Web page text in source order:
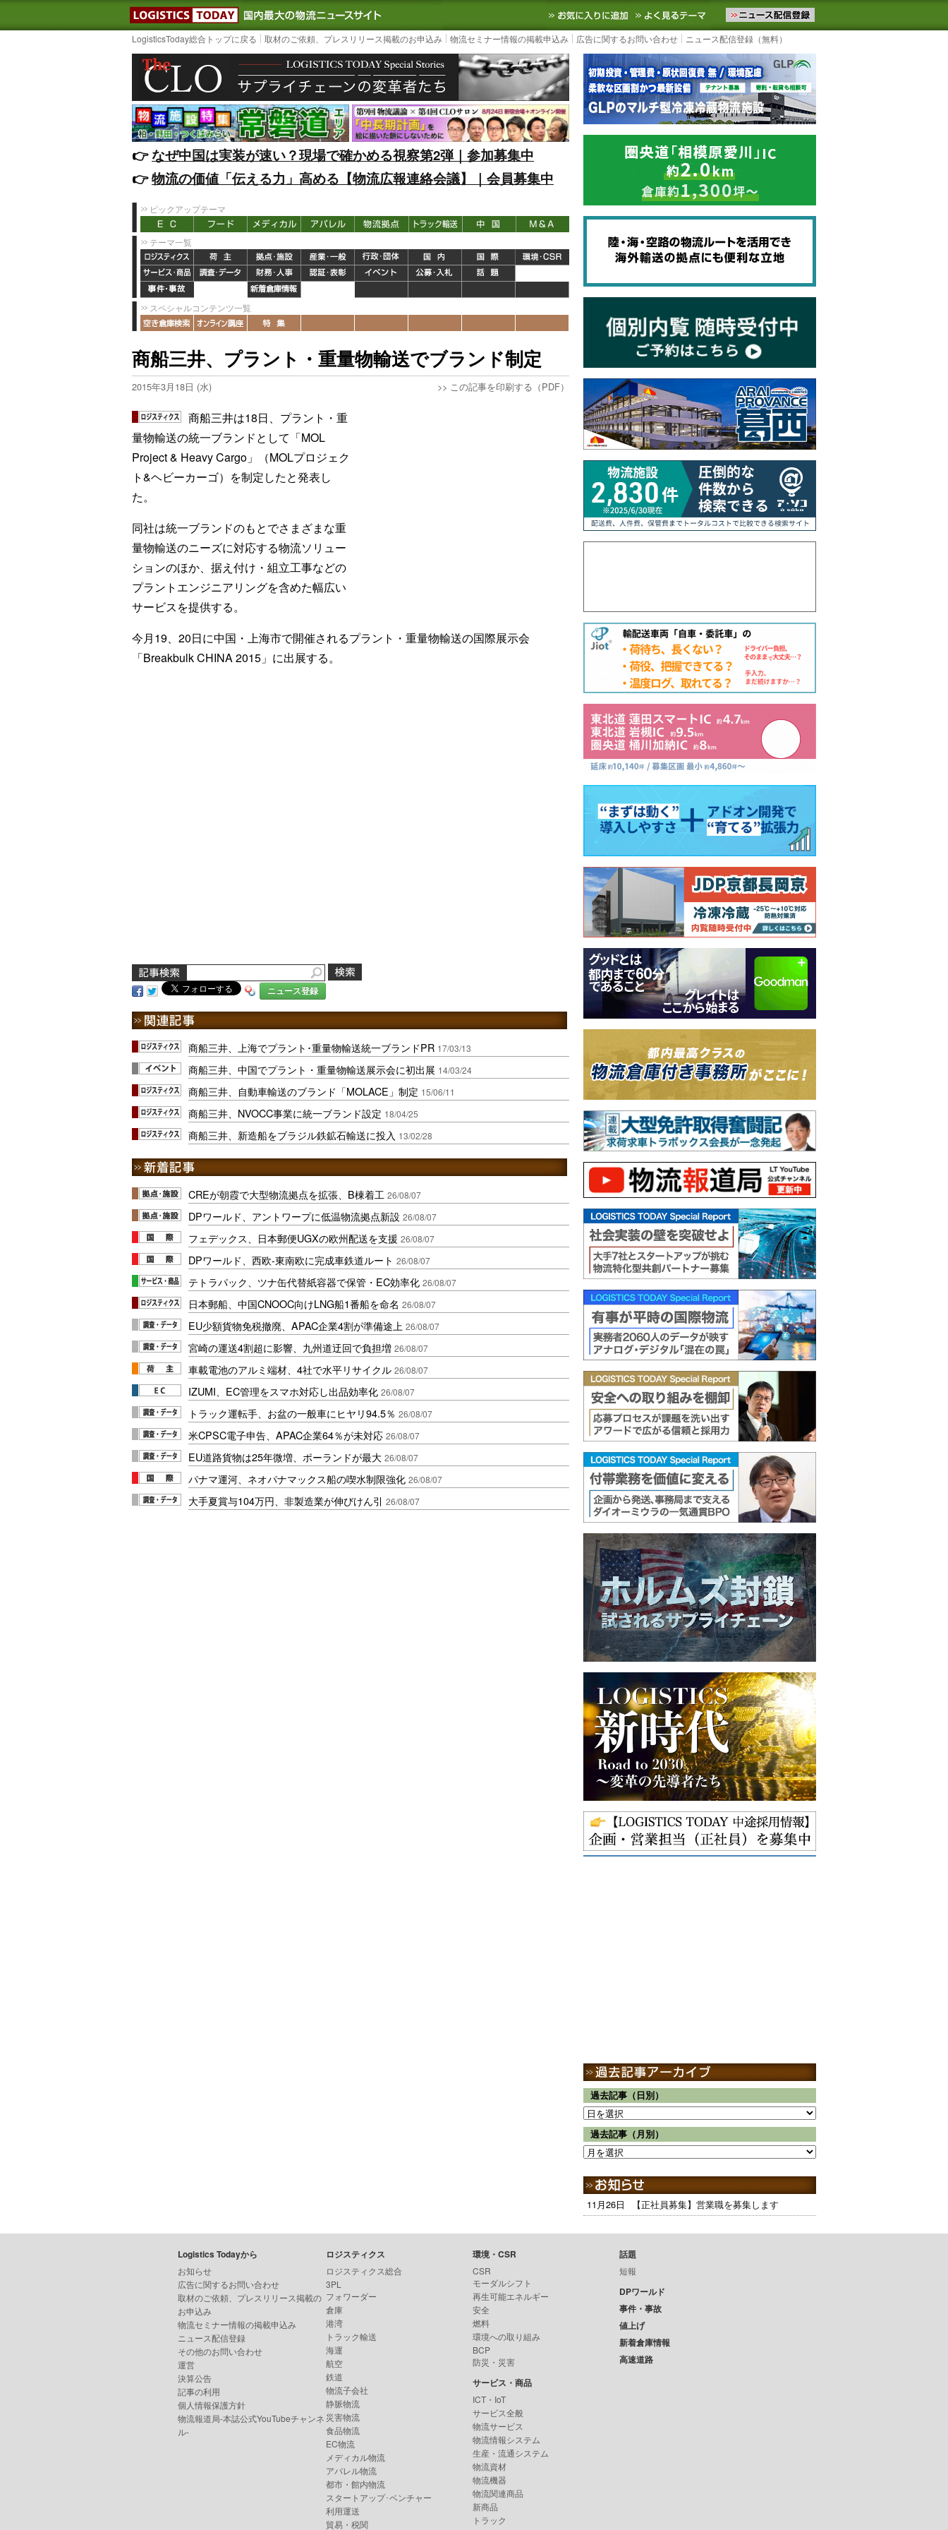
LOGISTICS TODAY｜国内最大の物流ニュースサイト3PL, SCMなど国内外の最新の物流ニュースをお届けします。物流ニュースメール配信を登録す
お気に入りに追加 よく見るテーマ
LogisticsToday総合トップに戻る 取材のご依頼、プレスリリース掲載のお申込み 物流セミナー情報の掲載申込み 広告に関するお問い合わせ ニュース配信登録（無料）
👉️なぜ中国は実装が速い？現場で確かめる視察第2弾｜参加募集中
👉️物流の価値「伝える力」高める【物流広報連絡会議】｜会員募集中
ピックアップテーマ
テーマ一覧
スペシャルコンテンツ一覧
商船三井、プラント・重量物輸送でブランド制定
2015年3月18日 (水) >> この記事を印刷する（PDF）
商船三井は18日、プラント・重
量物輸送の統一ブランドとして「MOL
Project & Heavy Cargo」（MOLプロジェク
ト&ヘビーカーゴ）を制定したと発表し
た。
同社は統一ブランドのもとでさまざまな重
量物輸送のニーズに対応する物流ソリュー
ションのほか、据え付け・組立工事などの
プラントエンジニアリングを含めた幅広い
サービスを提供する。
今月19、20日に中国・上海市で開催されるプラント・重量物輸送の国際展示会
「Breakbulk CHINA 2015」に出展する。
ニュース登録
商船三井、上海でプラント･重量物輸送統一ブランドPR 17/03/13
商船三井、中国でプラント・重量物輸送展示会に初出展 14/03/24
商船三井、自動車輸送のブランド「MOLACE」制定 15/06/11
商船三井、NVOCC事業に統一ブランド設定 18/04/25
商船三井、新造船をブラジル鉄鉱石輸送に投入 13/02/28
CREが朝霞で大型物流拠点を拡張、B棟着工 26/08/07
DPワールド、アントワープに低温物流拠点新設 26/08/07
フェデックス、日本郵便UGXの欧州配送を支援 26/08/07
DPワールド、西欧-東南欧に完成車鉄道ルート 26/08/07
テトラパック、ツナ缶代替紙容器で保管・EC効率化 26/08/07
日本郵船、中国CNOOC向けLNG船1番船を命名 26/08/07
EU少額貨物免税撤廃、APAC企業4割が準備途上 26/08/07
宮崎の運送4割超に影響、九州道迂回で負担増 26/08/07
車載電池のアルミ端材、4社で水平リサイクル 26/08/07
IZUMI、EC管理をスマホ対応し出品効率化 26/08/07
トラック運転手、お盆の一般車にヒヤリ94.5％ 26/08/07
米CPSC電子申告、APAC企業64％が未対応 26/08/07
EU道路貨物は25年微増、ポーランドが最大 26/08/07
パナマ運河、ネオパナマックス船の喫水制限強化 26/08/07
大手夏賞与104万円、非製造業が伸びけん引 26/08/07
過去記事（日別）
過去記事（月別）
11月26日 【正社員募集】営業職を募集します
Logistics Todayから
お知らせ
広告に関するお問い合わせ
取材のご依頼、プレスリリース掲載の
お申込み
物流セミナー情報の掲載申込み
ニュース配信登録
その他のお問い合わせ
運営
決算公告
記事の利用
個人情報保護方針
物流報道局-本誌公式YouTubeチャンネ
ル-
ロジスティクス
ロジスティクス総合
3PL
フォワーダー
倉庫
港湾
トラック輸送
海運
航空
鉄道
物流子会社
静脈物流
災害物流
食品物流
EC物流
メディカル物流
アパレル物流
都市・館内物流
スタートアップ･ベンチャー
利用運送
貿易・税関
環境・CSR
CSR
モーダルシフト
再生可能エネルギー
安全
燃料
環境への取り組み
BCP
防災・災害
サービス・商品
ICT・IoT
サービス全般
物流サービス
物流情報システム
生産・流通システム
物流資材
物流機器
物流関連商品
新商品
トラック
話題
短報
DPワールド
事件・事故
値上げ
新着倉庫情報
高速道路